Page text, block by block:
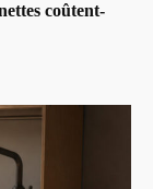
coûtent-